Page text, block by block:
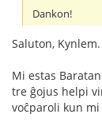
Dankon!
Saluton, Kynlem.
Mi estas
tre ĝojus helpi
voĉparoli kun